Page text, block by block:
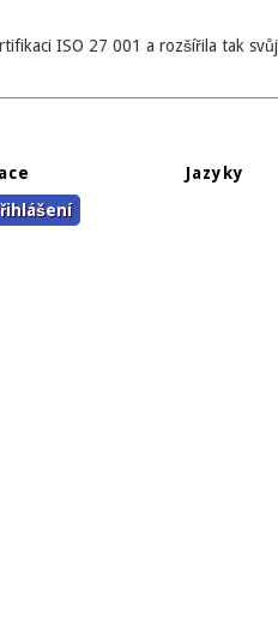
ISO 27 001 a rozšířila tak
Jazyky